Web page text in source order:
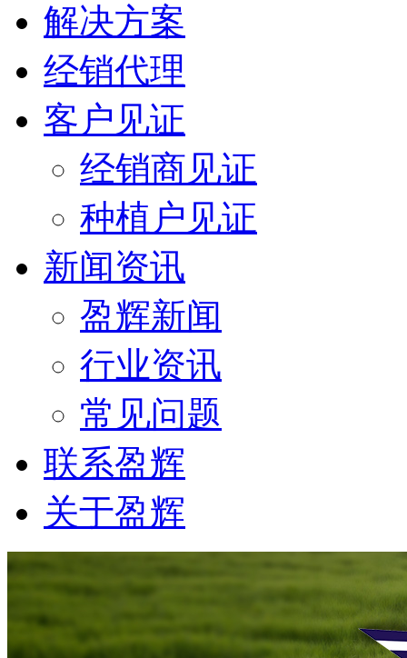
解决方案
经销代理
客户见证
经销商见证
种植户见证
新闻资讯
盈辉新闻
行业资讯
常见问题
联系盈辉
关于盈辉